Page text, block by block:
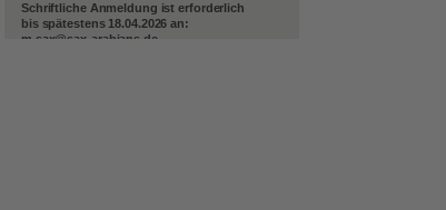
Schriftliche Anmeldung ist erforderlich
bis spätestens 18.04.2026 an:
m.sax@sax-arabians.de